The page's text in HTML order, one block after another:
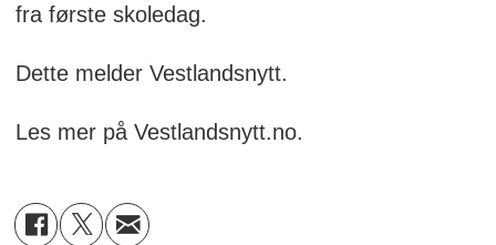
fra første skoledag.
Dette melder Vestlandsnytt.
Les mer på Vestlandsnytt.no.